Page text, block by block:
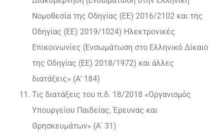
Νομοθεσία της Οδηγίας (ΕΕ) 2016/2102 και της
Οδηγίας (ΕΕ) 2019/1024) Ηλεκτρονικές
Επικοινωνίες (Ενσωμάτωση στο Ελληνικό Δίκαιο
της Οδηγίας (ΕΕ) 2018/1972) και άλλες
διατάξεις» (Α’ 184)
Τις διατάξεις του π.δ. 18/2018 «Οργανισμός
Υπουργείου Παιδείας, Έρευνας και
Θρησκευμάτων» (Α΄ 31)